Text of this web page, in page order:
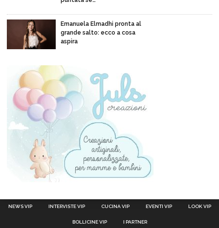
Emanuela Elmadhi pronta al
grande salto: ecco a cosa
aspira
NEWS VIP INTERVISTE VIP CUCINA VIP EVENTI VIP LOOK VIP
BOLLICINE VIP I PARTNER